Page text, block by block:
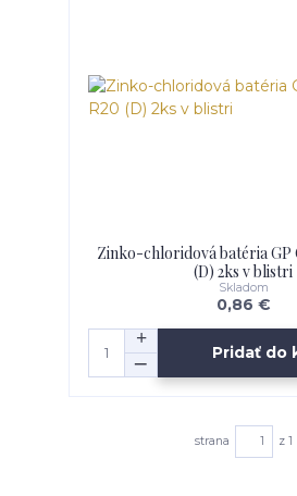
Zinko-chloridová batéria GP
(D) 2ks v blistri
0,86 €
Skladom
Pridať do
strana z 1